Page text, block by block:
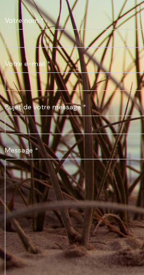
Votre nom
Votre e-mail
Sujet de votre message
Message